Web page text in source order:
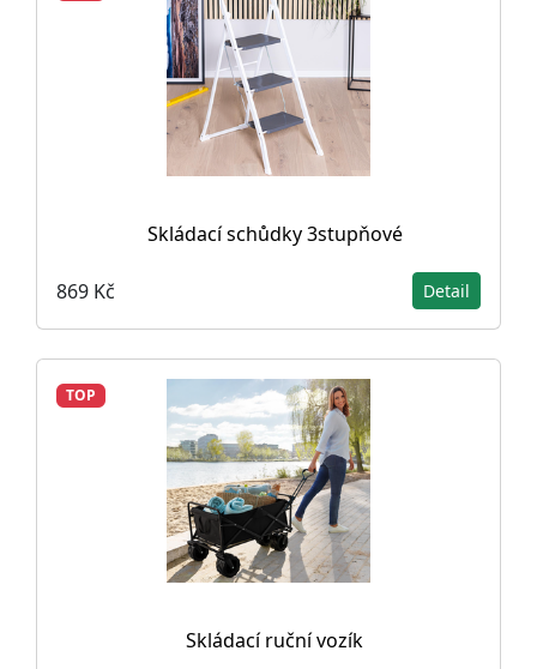
Skládací schůdky 3stupňové
869 Kč Detail
TOP
Skládací ruční vozík